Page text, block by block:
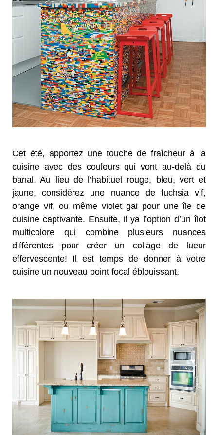
Cet été, apportez une touche de fraîcheur à la
cuisine avec des couleurs qui vont au-delà du
banal. Au lieu de l’habituel rouge, bleu, vert et
jaune, considérez une nuance de fuchsia vif,
orange vif, ou même violet gai pour une île de
cuisine captivante. Ensuite, il ya l’option d’un îlot
multicolore qui combine plusieurs nuances
différentes pour créer un collage de lueur
effervescente! Il est temps de donner à votre
cuisine un nouveau point focal éblouissant.